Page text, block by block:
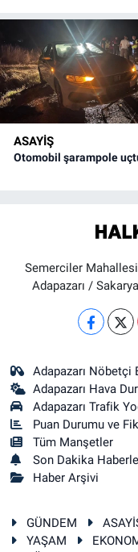
ASAYİŞ
Otomobil şarampole
Semerciler
Adapazarı / Sakarya
Adapazarı Nöbetçi
Adapazarı Hava
Adapazarı Trafik
Puan Durumu ve
Tüm Manşetler
Son Dakika
Haber Arşivi
GÜNDEM
YAŞAM